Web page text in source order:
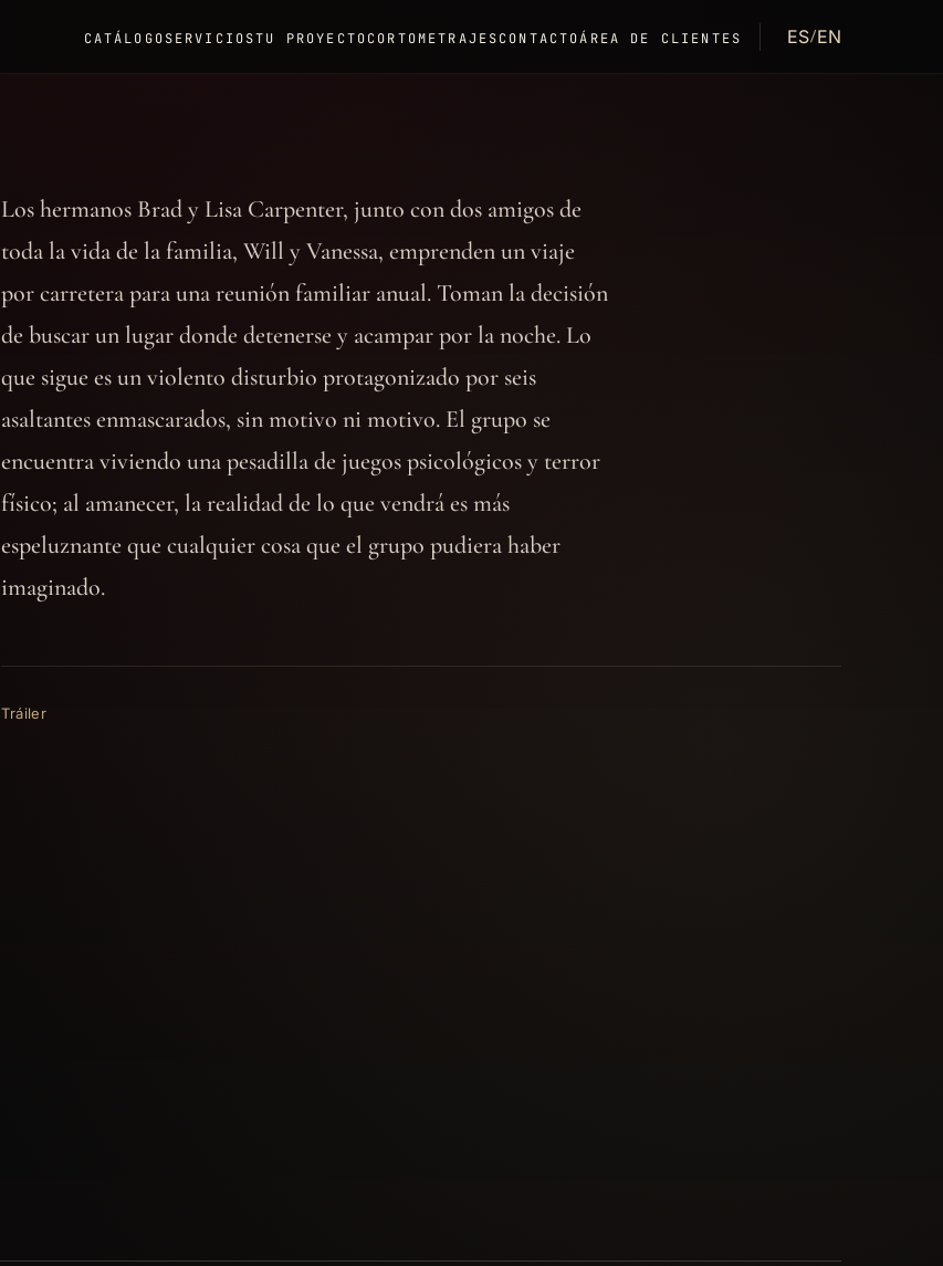
CATÁLOGOSERVICIOSTU PROYECTOCORTOMETRAJESCONTACTOÁREA DE CLIENTES ES/EN
Los hermanos Brad y Lisa Carpenter, junto con dos amigos de
toda la vida de la familia, Will y Vanessa, emprenden un viaje
por carretera para una reunión familiar anual. Toman la decisión
de buscar un lugar donde detenerse y acampar por la noche. Lo
que sigue es un violento disturbio protagonizado por seis
asaltantes enmascarados, sin motivo ni motivo. El grupo se
encuentra viviendo una pesadilla de juegos psicológicos y terror
físico; al amanecer, la realidad de lo que vendrá es más
espeluznante que cualquier cosa que el grupo pudiera haber
imaginado.
Tráiler